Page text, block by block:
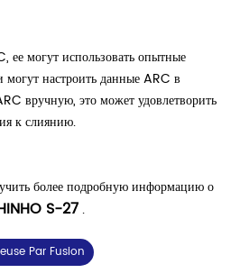
ее могут использовать опытные
могут настроить данные ARC в
вручную, это может удовлетворить
к слиянию.
более подробную информацию о
S-27 .
Par Fusion